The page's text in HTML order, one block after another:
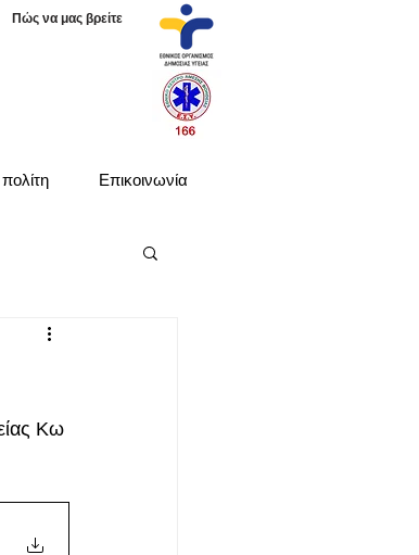
Πώς να μας βρείτε
Επικοινωνία
Κω